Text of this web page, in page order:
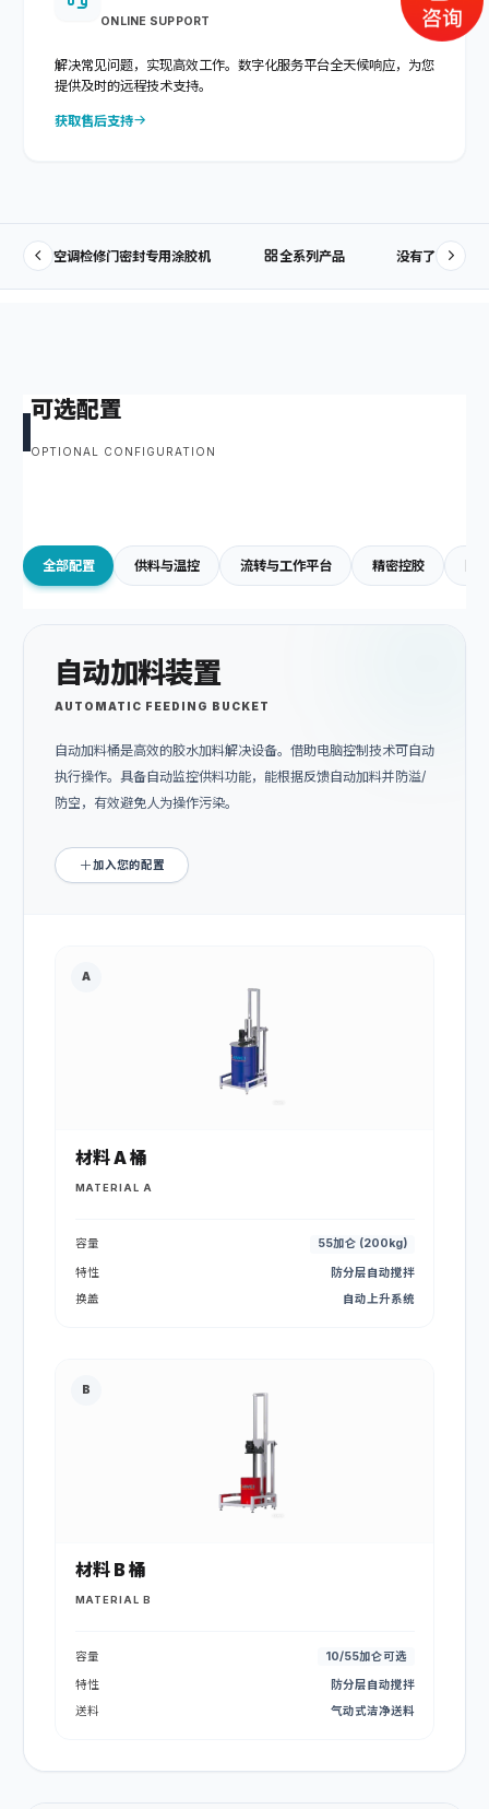
ONLINE SUPPORT
解决常见问题，实现高效工作。数字化服务平台全天候响应，为您
提供及时的远程技术支持。
获取售后支持
空调检修门密封专用涂胶机 全系列产品 没有了
可选配置
OPTIONAL CONFIGURATION
全部配置 供料与温控 流转与工作平台 精密控胶
自动加料装置
AUTOMATIC FEEDING BUCKET
自动加料桶是高效的胶水加料解决设备。借助电脑控制技术可自动
执行操作。具备自动监控供料功能，能根据反馈自动加料并防溢/
防空，有效避免人为操作污染。
加入您的配置
A
材料 A 桶
MATERIAL A
容量 55加仑 (200kg)
特性
防分层自动搅拌
换盖
自动上升系统
B
材料 B 桶
MATERIAL B
容量 10/55加仑可选
特性
防分层自动搅拌
送料
气动式洁净送料